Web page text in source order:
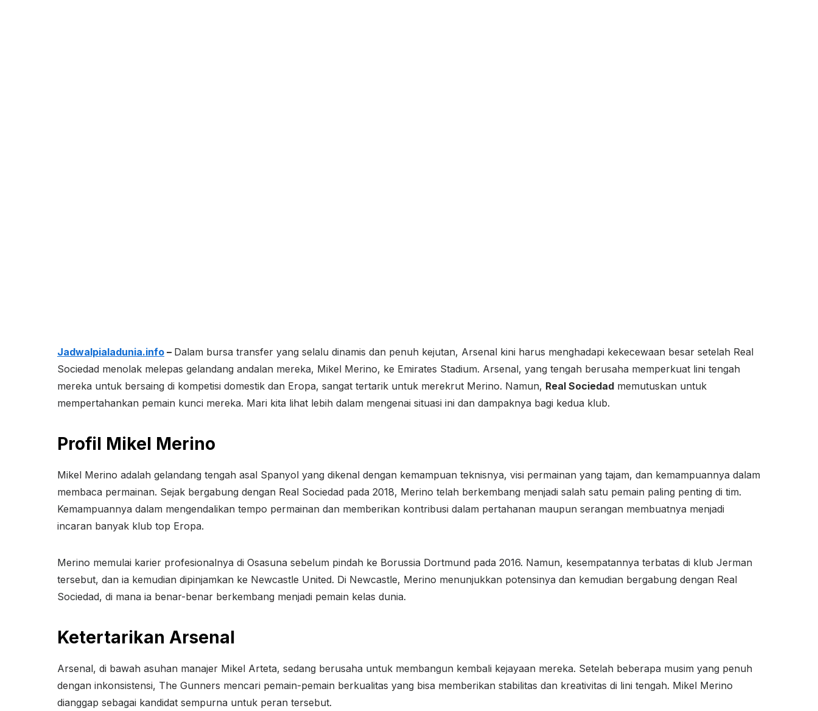
Jadwalpialadunia.info – Dalam bursa transfer yang selalu dinamis dan penuh kejutan, Arsenal kini harus menghadapi kekecewaan besar setelah Real
Sociedad menolak melepas gelandang andalan mereka, Mikel Merino, ke Emirates Stadium. Arsenal, yang tengah berusaha memperkuat lini tengah
mereka untuk bersaing di kompetisi domestik dan Eropa, sangat tertarik untuk merekrut Merino. Namun, Real Sociedad memutuskan untuk
mempertahankan pemain kunci mereka. Mari kita lihat lebih dalam mengenai situasi ini dan dampaknya bagi kedua klub.
Profil Mikel Merino
Mikel Merino adalah gelandang tengah asal Spanyol yang dikenal dengan kemampuan teknisnya, visi permainan yang tajam, dan kemampuannya dalam
membaca permainan. Sejak bergabung dengan Real Sociedad pada 2018, Merino telah berkembang menjadi salah satu pemain paling penting di tim.
Kemampuannya dalam mengendalikan tempo permainan dan memberikan kontribusi dalam pertahanan maupun serangan membuatnya menjadi
incaran banyak klub top Eropa.
Merino memulai karier profesionalnya di Osasuna sebelum pindah ke Borussia Dortmund pada 2016. Namun, kesempatannya terbatas di klub Jerman
tersebut, dan ia kemudian dipinjamkan ke Newcastle United. Di Newcastle, Merino menunjukkan potensinya dan kemudian bergabung dengan Real
Sociedad, di mana ia benar-benar berkembang menjadi pemain kelas dunia.
Ketertarikan Arsenal
Arsenal, di bawah asuhan manajer Mikel Arteta, sedang berusaha untuk membangun kembali kejayaan mereka. Setelah beberapa musim yang penuh
dengan inkonsistensi, The Gunners mencari pemain-pemain berkualitas yang bisa memberikan stabilitas dan kreativitas di lini tengah. Mikel Merino
dianggap sebagai kandidat sempurna untuk peran tersebut.